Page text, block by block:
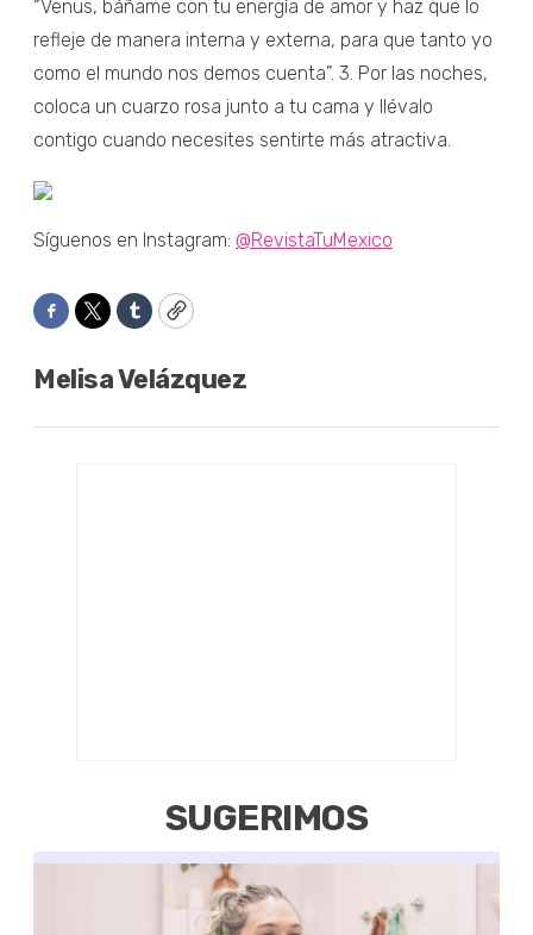
“Venus, báñame con tu energía de amor y haz que lo
refleje de manera interna y externa, para que tanto yo
como el mundo nos demos cuenta”. 3. Por las noches,
coloca un cuarzo rosa junto a tu cama y llévalo
contigo cuando necesites sentirte más atractiva.
Síguenos en Instagram: @RevistaTuMexico
Facebook
TwitterTumblrCopy
Melisa Velázquez
SUGERIMOS